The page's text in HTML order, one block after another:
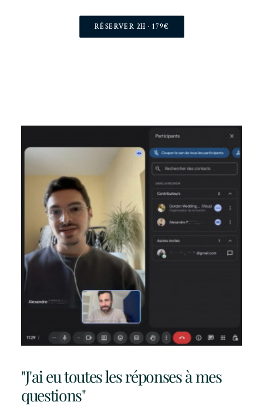
RÉSERVER 2H · 179€
"J'ai eu toutes les réponses à mes
questions"